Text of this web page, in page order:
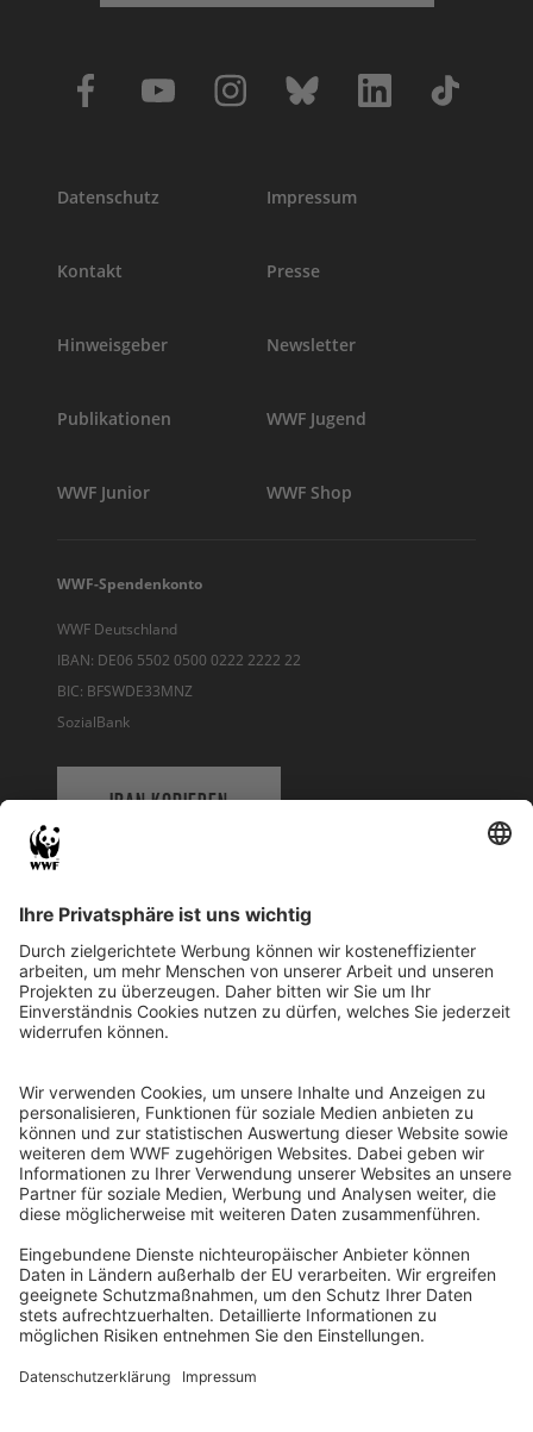
Datenschutz Impressum
Kontakt Presse
Hinweisgeber Newsletter
Publikationen WWF Jugend
WWF Junior WWF Shop
WWF-Spendenkonto
WWF Deutschland
IBAN: DE06 5502 0500 0222 2222 22
BIC: BFSWDE33MNZ
SozialBank
IBAN KOPIEREN
WWF Deutschland
Reinhardtstr. 18
10117 Berlin
Ihre Spende kann steuerlich geltend gemacht werden
Registriert als Stiftung WWF Deutschland, Senatsverwaltung für
Justiz Berlin, Az: 3416/976/2
Umsatzsteuer-Identifikationsnummer: DE 114236103
Freistellungsbescheid: Als gemeinnützige Körperschaft befreit
von der Körperschaftssteuer gem. §5 I 9 KStg. unter der
Steuernummer 27/641/09321